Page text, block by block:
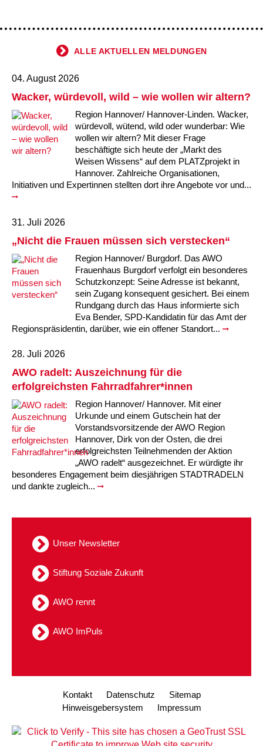
Kindertagesstätte Voltmerstraße
Kindertagesstätte Wiehbergstraße
Familienzentrum
Kindertagesstätte Pfarrlandplatz
Hör- und Sprachheilkindergarten Ratswiese
Kindertagesstätte Rosenbergstraße
Kindertagesstätte Schneiderberg
Kindertagesstätte Schweriner Straße /
Familienzentrum
Kindertagesstätte Voltmerstraße
Kindertagesstätte Wiehbergstraße
ALLE AKTUELLEN MELDUNGEN
04. August 2026
Wacker, würdevoll, wild – wie wollen wir altern?
Region Hannover/ Hannover-Linden. Wacker,
würdevoll, wütend, wild oder wunderbar: Wie
wollen wir altern? Mit dieser Frage
beschäftigte sich heute der „Markt des
Weisen Wissens“ auf dem PLATZprojekt in
Hannover. Zahlreiche Organisationen,
Initiativen und Expertinnen stellten dort ihre Angebote vor und...
31. Juli 2026
„Nicht die Frauen müssen sich verstecken“
Region Hannover/ Burgdorf. Das AWO
Frauenhaus Burgdorf verfolgt ein besonderes
Schutzkonzept: Seine Adresse ist bekannt,
sein Zugang konsequent gesichert. Bei einem
Rundgang durch das Haus informierte sich
Eva Bender, SPD-Kandidatin für das Amt der
Regionspräsidentin, darüber, wie ein offener Standort...
28. Juli 2026
AWO radelt: Auszeichnung für die
erfolgreichsten Fahrradfahrer*innen
Region Hannover/ Hannover. Mit einer
Urkunde und einem Gutschein hat der
Vorstandsvorsitzende der AWO Region
Hannover, Dirk von der Osten, die drei
erfolgreichsten Teilnehmenden der Aktion
„AWO radelt“ ausgezeichnet. Er würdigte ihr
besonderes Engagement beim diesjährigen STADTRADELN
und dankte zugleich...
Unser Newsletter
Stiftung Soziale Zukunft
AWO rennt
AWO ImPuls
Kontakt Datenschutz
Sitemap
Hinweisgebersystem
Impressum